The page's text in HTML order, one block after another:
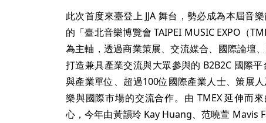
此次首度來臺登上 JJA 舞台，勢必成為本屆音
的「臺北音樂博覽會 TAIPEI MUSIC EXPO（
為主軸，透過商業策展、交流媒合、國際論壇
打造兼具產業交流與大眾參與的 B2B2C 國際
與產業單位、超過100位國際產業人士、策展
樂與國際市場的交流合作。由 TMEX 延伸而
心，今年由黃韻玲 Kay Huang、范曉萱 Mavis